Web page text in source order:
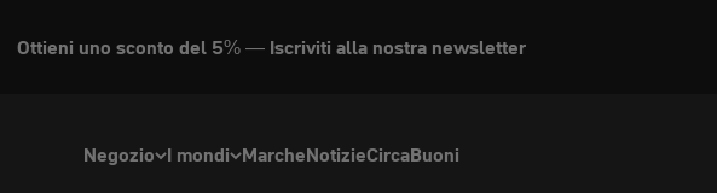
Ottieni uno sconto del 5% — Iscriviti alla nostra newsletter
Negozio I mondi MarcheNotizieCircaBuoni